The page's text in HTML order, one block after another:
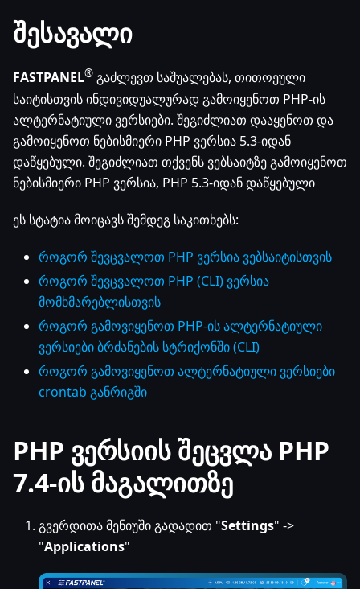
შესავალი
FASTPANEL® გაძლევთ საშუალებას, თითოეული
საიტისთვის ინდივიდუალურად გამოიყენოთ PHP-ის
ალტერნატიული ვერსიები. შეგიძლიათ დააყენოთ და
გამოიყენოთ ნებისმიერი PHP ვერსია 5.3-იდან
დაწყებული. შეგიძლიათ თქვენს ვებსაიტზე გამოიყენოთ
ნებისმიერი PHP ვერსია, PHP 5.3-იდან დაწყებული
ეს სტატია მოიცავს შემდეგ საკითხებს:
როგორ შევცვალოთ PHP ვერსია ვებსაიტისთვის
როგორ შევცვალოთ PHP (CLI) ვერსია
მომხმარებლისთვის
როგორ გამოვიყენოთ PHP-ის ალტერნატიული
ვერსიები ბრძანების სტრიქონში (CLI)
როგორ გამოვიყენოთ ალტერნატიული ვერსიები
crontab განრიგში
PHP ვერსიის შეცვლა PHP
7.4-ის მაგალითზე
გვერდითა მენიუში გადადით "Settings" ->
"Applications"